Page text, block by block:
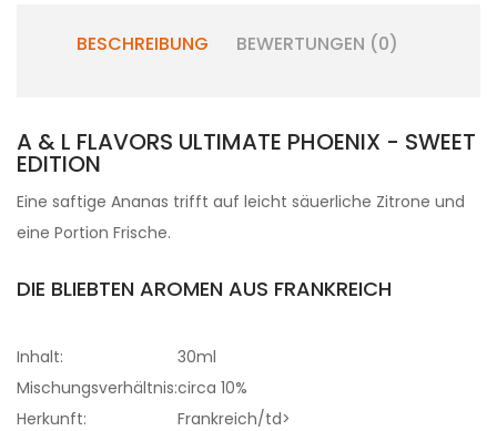
BESCHREIBUNG BEWERTUNGEN (0)
A & L FLAVORS ULTIMATE PHOENIX - SWEET
EDITION
Eine saftige Ananas trifft auf leicht säuerliche Zitrone und
eine Portion Frische.
DIE BLIEBTEN AROMEN AUS FRANKREICH
Inhalt:
30ml
Mischungsverhältnis:circa 10%
Herkunft:
Frankreich/td>